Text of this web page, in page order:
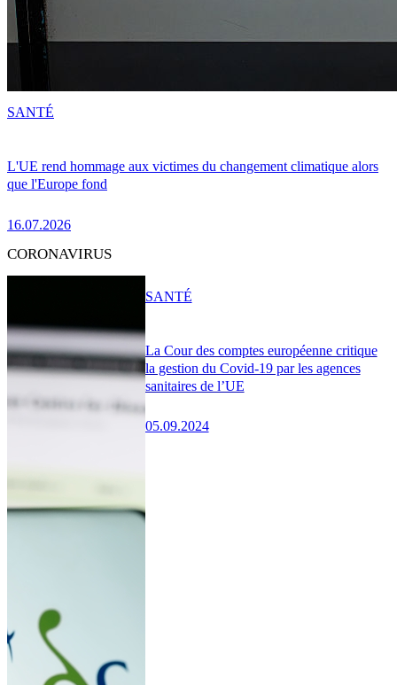
L'UE rend hommage aux victimes du changement climatique alors
que l'Europe fond
16.07.2026
SANTÉ
CORONAVIRUS
La Cour des comptes européenne critique
la gestion du Covid-19 par les agences
sanitaires de l’UE
05.09.2024
SANTÉ